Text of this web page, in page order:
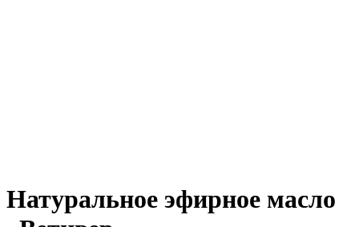
Натуральное эфирное масло